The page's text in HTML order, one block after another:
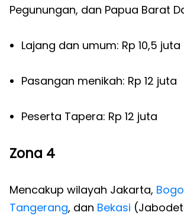
Pegunungan, dan Papua Barat
Lajang dan umum: Rp 10,5 juta
Pasangan menikah: Rp 12 juta
Peserta Tapera: Rp 12 juta
Zona 4
Mencakup wilayah Jakarta,
Tangerang, dan Bekasi